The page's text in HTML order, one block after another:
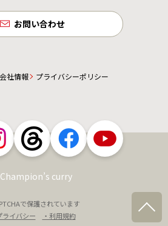
お問い合わせ
会社情報 プライバシーポリシー
curry
で保護されています
ライバシー
・利用規約